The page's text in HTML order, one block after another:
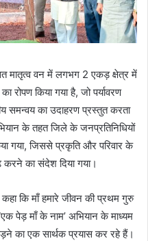
मातृत्व वन में लगभग 2 एकड़ क्षेत्र में
रोपण किया गया है, जो पर्यावरण
समन्वय का उदाहरण प्रस्तुत करता
के तहत जिले के जनप्रतिनिधियों
गया, जिससे प्रकृति और परिवार के
का संदेश दिया गया।
कि माँ हमारे जीवन की प्रथम गुरु
पेड़ माँ के नाम’ अभियान के माध्यम
का एक सार्थक प्रयास कर रहे हैं।